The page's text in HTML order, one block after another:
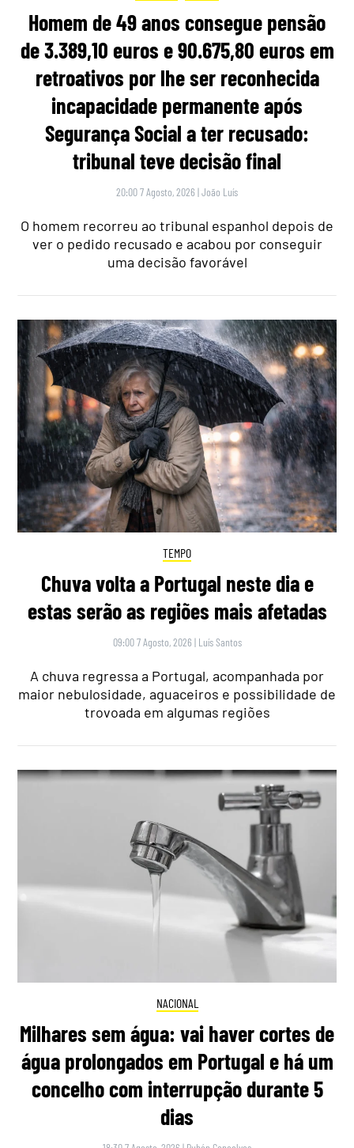
Homem de 49 anos consegue pensão
de 3.389,10 euros e 90.675,80 euros em
retroativos por lhe ser reconhecida
incapacidade permanente após
Segurança Social a ter recusado:
tribunal teve decisão final
20:00 7 Agosto, 2026 |João Luís
O homem recorreu ao tribunal espanhol depois de
ver o pedido recusado e acabou por conseguir
uma decisão favorável
TEMPO
Chuva volta a Portugal neste dia e
estas serão as regiões mais afetadas
09:00 7 Agosto, 2026 | Luís Santos
A chuva regressa a Portugal, acompanhada por
maior nebulosidade, aguaceiros e possibilidade de
trovoada em algumas regiões
NACIONAL
Milhares sem água: vai haver cortes de
água prolongados em Portugal e há um
concelho com interrupção durante 5
dias